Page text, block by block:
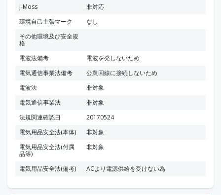
J-Moss
非対応
環境自己主張マーク
なし
その他環境及び安全規
格
電波法備考
電波を発しないため
電気通信事業法備考
公衆回線に接続しないため
電波法
非対象
電気通信事業法
非対象
法規関連確認日
20170524
電気用品安全法(本体)
非対象
電気用品安全法(付属
品等)
非対象
電気用品安全法(備考) ACより電源供給を受けない為